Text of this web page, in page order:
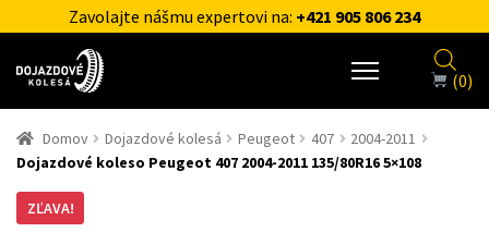
Zavolajte nášmu expertovi na: +421 905 806 234
(0)
Domov Dojazdové kolesá Peugeot 407
2004-2011
Dojazdové koleso Peugeot 407 2004-2011 135/80R16 5×108
ZĽAVA!